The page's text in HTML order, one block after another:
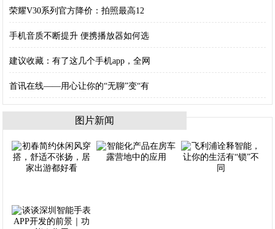
荣耀V30系列官方降价：拍照最高12
手机音质不断提升 便携播放器如何选
建议收藏：有了这几个手机app，全网
首讯在线——用心让你的“无聊”变“有
图片新闻